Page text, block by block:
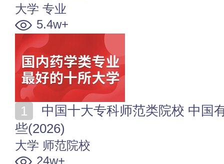
大学 专业
5.4w+
些(2026)
大学 师范院校
24w+